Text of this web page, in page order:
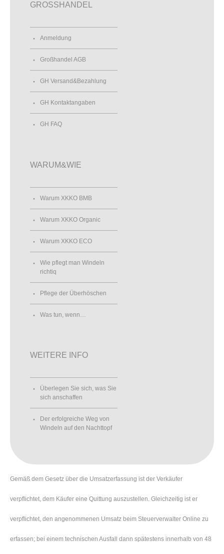
GROSSHANDEL
Anmeldung
Großhandel AGB
GH Versand&Bezahlung
GH Kontaktangaben
GH FAQ
WARUM&WIE
Warum XKKO BMB
Warum XKKO Organic
Warum XKKO ECO
Wie pflegt man Windeln
richtiq
Pflege der Überhöschen
Was tun, wenn…
WEITERE INFO
Überlegen Sie sich, was Sie
sich anschaffen
Der erfolgreiche Weg von
Windeln auf den Nachttopf
Gemäß dem Gesetz über die Umsatzerfassung ist der Verkäufer
verpflichtet, dem Käufer eine Quittung auszustellen. Gleichzeitig ist er
verpflichtet, den angenommenen Umsatz beim Steuerverwalter Online zu
erfassen; bei einem technischen Ausfall dann spätestens innerhalb von 48